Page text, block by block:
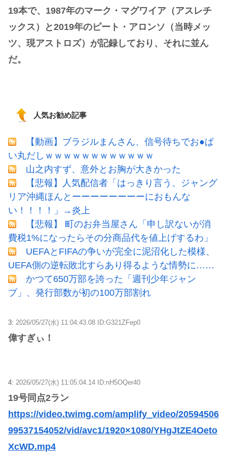
19本で、1987年のマーク・マグワイア（アスレチ
ックス）と2019年のピート・アロンソ（当時メッ
ツ、現アストロズ）が記録しており、それに並ん
だ。
人気お勧め記事
【動画】ブラジルまんさん、信号待ちでお●ぱ
い丸だしｗｗｗｗｗｗｗｗｗｗｗｗ
山之内すず、意外とお胸が大きかった
【悲報】人気配信者「はっきり言う、ジャング
リア沖縄ほんとーーーーーーーーにおもんな
い！！！！」→炎上
【悲報】 町のお弁当屋さん「申し訳ないが消
費税1%になったらその分商品代を値上げするわ」
UEFAとFIFAの争いが完全に泥沼化した模様、
UEFA側の逆転敗北すらあり得るような情勢に……
かつて650万部を誇った「週刊少年ジャン
プ」、発行部数が初の100万部割れ
3: 2026/05/27(水) 11:04:43.08 ID:G321ZFep0
偉すぎぃ！
4: 2026/05/27(水) 11:05:04.14 ID:nH5OQer40
19号同点2ラン
https://video.twimg.com/amplify_video/20594506
99537154052/vid/avc1/1920×1080/YHgJtZE4Oeto
XcWD.mp4